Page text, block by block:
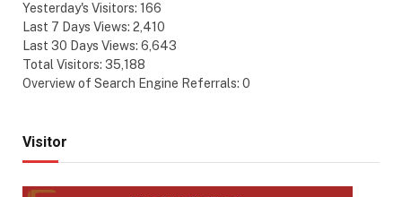
Yesterday's Visitors: 166
Last 7 Days Views: 2,410
Last 30 Days Views: 6,643
Total Visitors: 35,188
Overview of Search Engine Referrals: 0
Visitor